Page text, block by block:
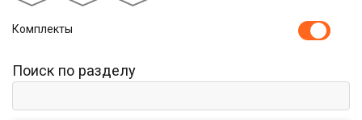
Комплекты
Поиск по разделу